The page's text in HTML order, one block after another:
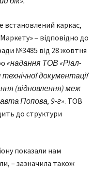
встановлений каркас,
– відповідно до
№3485 від 28 жовтня
«надання ТОВ «Ріал-
документації
(відновлення) меж
Попова, 9-г». ТОВ
до структури
показали нам
– зазначила також